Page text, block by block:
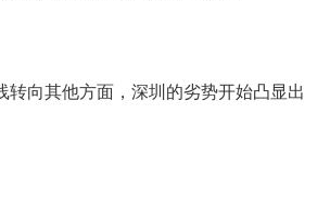
转向其他方面，深圳的劣势开始凸显出